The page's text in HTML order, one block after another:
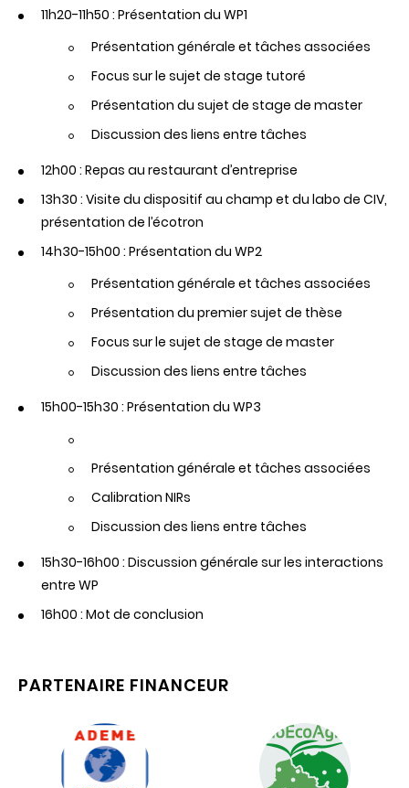
11h20-11h50 : Présentation du WP1
Présentation générale et tâches associées
Focus sur le sujet de stage tutoré
Présentation du sujet de stage de master
Discussion des liens entre tâches
12h00 : Repas au restaurant d’entreprise
13h30 : Visite du dispositif au champ et du labo de CIV,
présentation de l’écotron
14h30-15h00 : Présentation du WP2
Présentation générale et tâches associées
Présentation du premier sujet de thèse
Focus sur le sujet de stage de master
Discussion des liens entre tâches
15h00-15h30 : Présentation du WP3
Présentation générale et tâches associées
Calibration NIRs
Discussion des liens entre tâches
15h30-16h00 : Discussion générale sur les interactions
entre WP
16h00 : Mot de conclusion
PARTENAIRE FINANCEUR